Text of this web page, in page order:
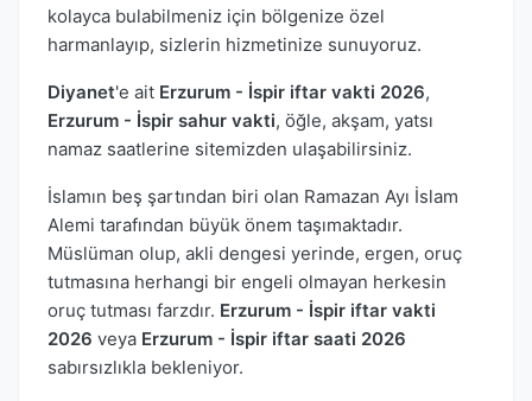
kolayca bulabilmeniz için bölgenize özel
harmanlayıp, sizlerin hizmetinize sunuyoruz.
Diyanet'e ait Erzurum - İspir iftar vakti 2026,
Erzurum - İspir sahur vakti, öğle, akşam, yatsı
namaz saatlerine sitemizden ulaşabilirsiniz.
İslamın beş şartından biri olan Ramazan Ayı İslam
Alemi tarafından büyük önem taşımaktadır.
Müslüman olup, akli dengesi yerinde, ergen, oruç
tutmasına herhangi bir engeli olmayan herkesin
oruç tutması farzdır. Erzurum - İspir iftar vakti
2026 veya Erzurum - İspir iftar saati 2026
sabırsızlıkla bekleniyor.